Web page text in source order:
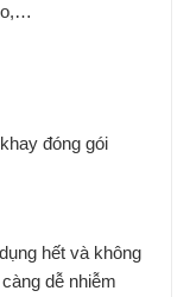
đóng gói
hết và không
dễ nhiễm